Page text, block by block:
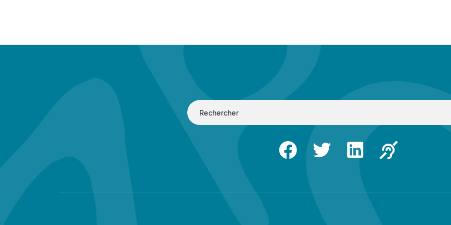
FacebookTwitter LinkedinApsah Sourd